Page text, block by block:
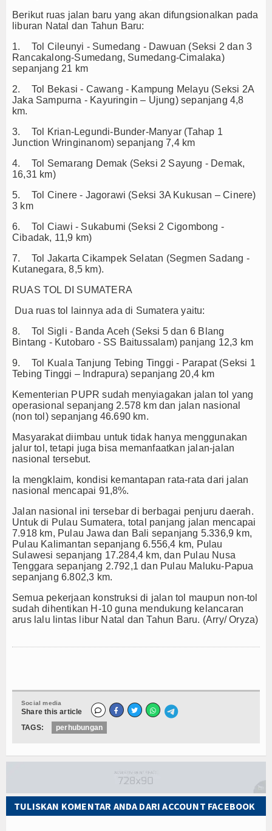
TV
Channel
Berikut ruas jalan baru yang akan difungsionalkan pada
liburan Natal dan Tahun Baru:
1.
Tol Cileunyi - Sumedang - Dawuan (Seksi 2 dan 3
Rancakalong-Sumedang, Sumedang-Cimalaka)
sepanjang 21 km
2.
Tol Bekasi - Cawang - Kampung Melayu (Seksi 2A
Jaka Sampurna - Kayuringin – Ujung) sepanjang 4,8
km.
3.
Tol Krian-Legundi-Bunder-Manyar (Tahap 1
Junction Wringinanom) sepanjang 7,4 km
4.
Tol Semarang Demak (Seksi 2 Sayung - Demak,
16,31 km)
5.
Tol Cinere - Jagorawi (Seksi 3A Kukusan – Cinere)
3 km
6.
Tol Ciawi - Sukabumi (Seksi 2 Cigombong -
Cibadak, 11,9 km)
7.
Tol Jakarta Cikampek Selatan (Segmen Sadang -
Kutanegara, 8,5 km).
RUAS TOL DI SUMATERA
Dua ruas tol lainnya ada di Sumatera yaitu:
8.
Tol Sigli - Banda Aceh (Seksi 5 dan 6 Blang
Bintang - Kutobaro - SS Baitussalam) panjang 12,3 km
9.
Tol Kuala Tanjung Tebing Tinggi - Parapat (Seksi 1
Tebing Tinggi – Indrapura) sepanjang 20,4 km
Kementerian PUPR sudah menyiagakan jalan tol yang
operasional sepanjang 2.578 km dan jalan nasional
(non tol) sepanjang 46.690 km.
Masyarakat diimbau untuk tidak hanya menggunakan
jalur tol, tetapi juga bisa memanfaatkan jalan-jalan
nasional tersebut.
Ia mengklaim, kondisi kemantapan rata-rata dari jalan
nasional mencapai 91,8%.
Jalan nasional ini tersebar di berbagai penjuru daerah.
Untuk di Pulau Sumatera, total panjang jalan mencapai
7.918 km, Pulau Jawa dan Bali sepanjang 5.336,9 km,
Pulau Kalimantan sepanjang 6.556,4 km, Pulau
Sulawesi sepanjang 17.284,4 km, dan Pulau Nusa
Tenggara sepanjang 2.792,1 dan Pulau Maluku-Papua
sepanjang 6.802,3 km.
Semua pekerjaan konstruksi di jalan tol maupun non-tol
sudah dihentikan H-10 guna mendukung kelancaran
arus lalu lintas libur Natal dan Tahun Baru. (Arry/ Oryza)
Social media
Share this article
TAGS:
perhubungan
TULISKAN KOMENTAR ANDA DARI ACCOUNT FACEBOOK